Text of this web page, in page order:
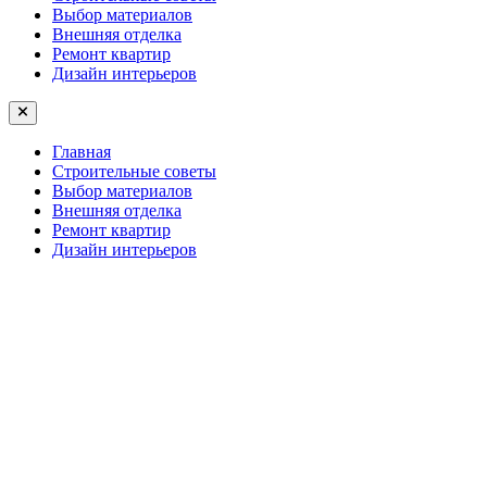
Выбор материалов
Внешняя отделка
Ремонт квартир
Дизайн интерьеров
Главная
Строительные советы
Выбор материалов
Внешняя отделка
Ремонт квартир
Дизайн интерьеров